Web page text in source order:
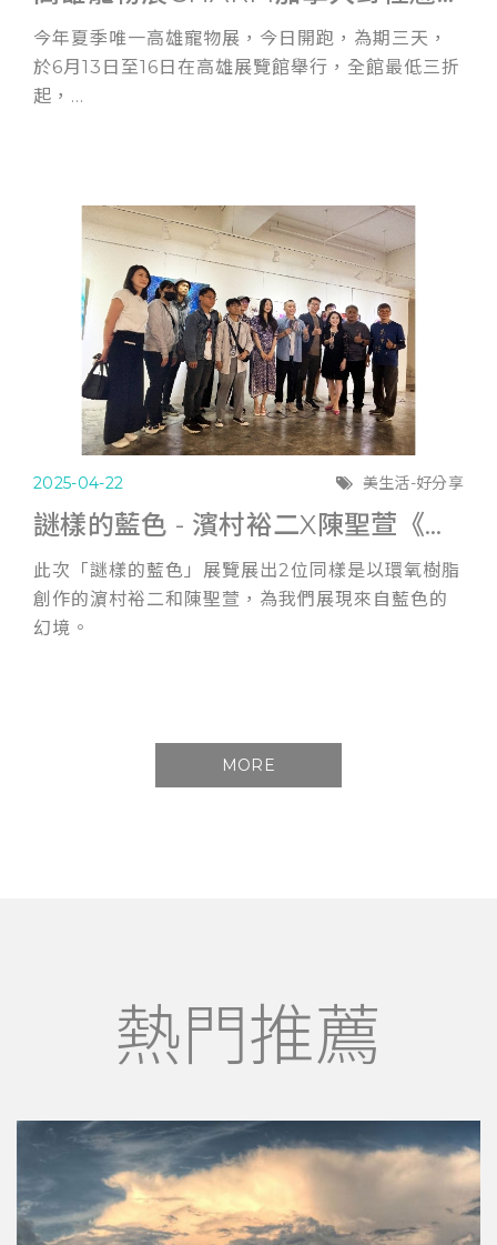
今年夏季唯一高雄寵物展，今日開跑，為期三天，
於6月13日至16日在高雄展覽館舉行，全館最低三折
起，...
2025-04-22 美生活-好分享
謎樣的藍色 - 濱村裕二X陳聖萱《雙人展》
此次「謎樣的藍色」展覽展出2位同樣是以環氧樹脂
創作的濵村裕二和陳聖萱，為我們展現來自藍色的
幻境。
MORE
熱門推薦